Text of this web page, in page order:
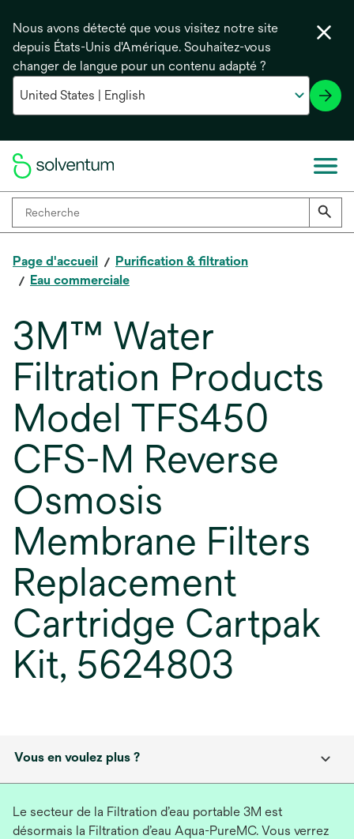
Nous avons détecté que vous visitez notre site
depuis États-Unis d'Amérique. Souhaitez-vous
changer de langue pour un contenu adapté ?
Page d'accueil
Purification & filtration
Eau commerciale
3M™ Water
Filtration Products
Model TFS450
CFS-M Reverse
Osmosis
Membrane Filters
Replacement
Cartridge Cartpak
Kit, 5624803
Vous en voulez plus ?
Le secteur de la Filtration d’eau portable 3M est
désormais la Filtration d’eau Aqua-PureMC. Vous verrez